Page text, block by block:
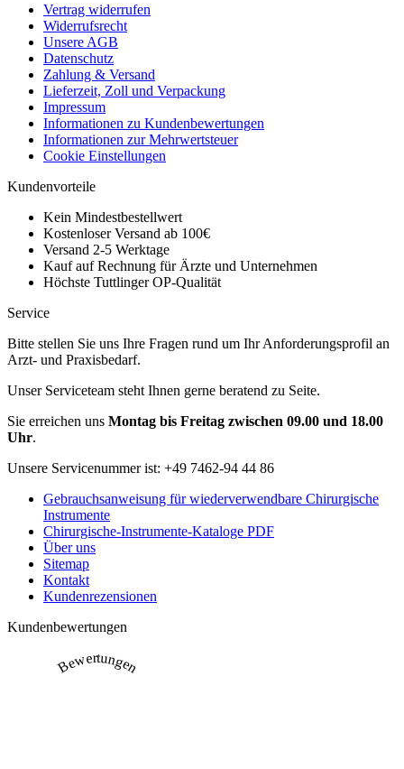
Vertrag widerrufen
Widerrufsrecht
Unsere AGB
Datenschutz
Zahlung & Versand
Lieferzeit, Zoll und Verpackung
Impressum
Informationen zu Kundenbewertungen
Informationen zur Mehrwertsteuer
Cookie Einstellungen
Kundenvorteile
Kein Mindestbestellwert
Kostenloser Versand ab 100€
Versand 2-5 Werktage
Kauf auf Rechnung für Ärzte und Unternehmen
Höchste Tuttlinger OP-Qualität
Service
Bitte stellen Sie uns Ihre Fragen rund um Ihr Anforderungsprofil an
Arzt- und Praxisbedarf.
Unser Serviceteam steht Ihnen gerne beratend zu Seite.
Sie erreichen uns Montag bis Freitag zwischen 09.00 und 18.00
Uhr.
Unsere Servicenummer ist: +49 7462-94 44 86
Gebrauchsanweisung für wiederverwendbare Chirurgische
Instrumente
Chirurgische-Instrumente-Kataloge PDF
Über uns
Sitemap
Kontakt
Kundenrezensionen
Kundenbewertungen
Bewertungen